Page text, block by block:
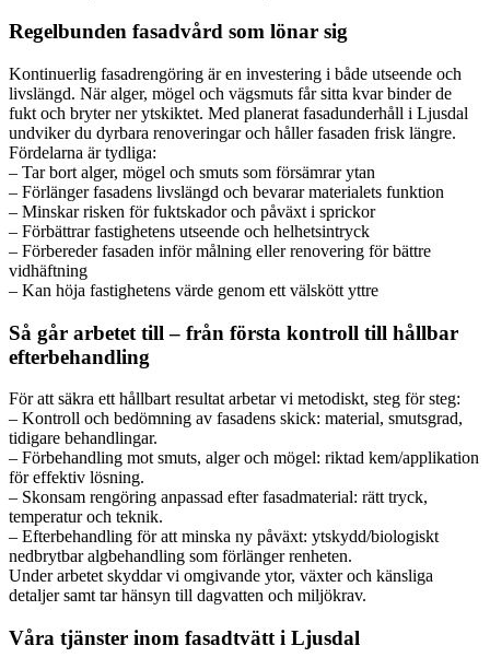
Regelbunden fasadvård som lönar sig
Kontinuerlig fasadrengöring är en investering i både utseende och
livslängd. När alger, mögel och vägsmuts får sitta kvar binder de
fukt och bryter ner ytskiktet. Med planerat fasadunderhåll i Ljusdal
undviker du dyrbara renoveringar och håller fasaden frisk längre.
Fördelarna är tydliga:
– Tar bort alger, mögel och smuts som försämrar ytan
– Förlänger fasadens livslängd och bevarar materialets funktion
– Minskar risken för fuktskador och påväxt i sprickor
– Förbättrar fastighetens utseende och helhetsintryck
– Förbereder fasaden inför målning eller renovering för bättre
vidhäftning
– Kan höja fastighetens värde genom ett välskött yttre
Så går arbetet till – från första kontroll till hållbar
efterbehandling
För att säkra ett hållbart resultat arbetar vi metodiskt, steg för steg:
– Kontroll och bedömning av fasadens skick: material, smutsgrad,
tidigare behandlingar.
– Förbehandling mot smuts, alger och mögel: riktad kem/applikation
för effektiv lösning.
– Skonsam rengöring anpassad efter fasadmaterial: rätt tryck,
temperatur och teknik.
– Efterbehandling för att minska ny påväxt: ytskydd/biologiskt
nedbrytbar algbehandling som förlänger renheten.
Under arbetet skyddar vi omgivande ytor, växter och känsliga
detaljer samt tar hänsyn till dagvatten och miljökrav.
Våra tjänster inom fasadtvätt i Ljusdal